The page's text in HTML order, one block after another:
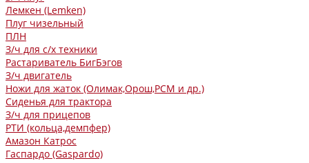
Лемкен (Lemken)
Плуг чизельный
ПЛН
З/ч для с/х техники
Растариватель БигБэгов
З/ч двигатель
Ножи для жаток (Олимак,Орош,РСМ и др.)
Сиденья для трактора
З/ч для прицепов
РТИ (кольца,демпфер)
Амазон Катрос
Гаспардо (Gaspardo)